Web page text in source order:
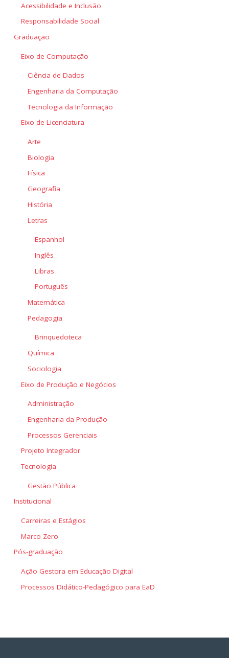
Acessibilidade e Inclusão
Responsabilidade Social
Graduação
Eixo de Computação
Ciência de Dados
Engenharia da Computação
Tecnologia da Informação
Eixo de Licenciatura
Arte
Biologia
Física
Geografia
História
Letras
Espanhol
Inglês
Libras
Português
Matemática
Pedagogia
Brinquedoteca
Química
Sociologia
Eixo de Produção e Negócios
Administração
Engenharia da Produção
Processos Gerenciais
Projeto Integrador
Tecnologia
Gestão Pública
Institucional
Carreiras e Estágios
Marco Zero
Pós-graduação
Ação Gestora em Educação Digital
Processos Didático-Pedagógico para EaD